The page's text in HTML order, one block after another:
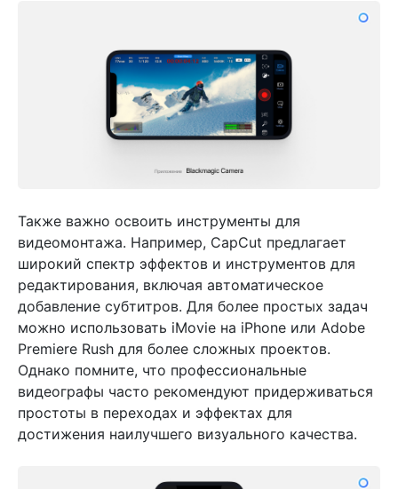
Также важно освоить инструменты для
видеомонтажа. Например, CapCut предлагает
широкий спектр эффектов и инструментов для
редактирования, включая автоматическое
добавление субтитров. Для более простых задач
можно использовать iMovie на iPhone или Adobe
Premiere Rush для более сложных проектов.
Однако помните, что профессиональные
видеографы часто рекомендуют придерживаться
простоты в переходах и эффектах для
достижения наилучшего визуального качества.